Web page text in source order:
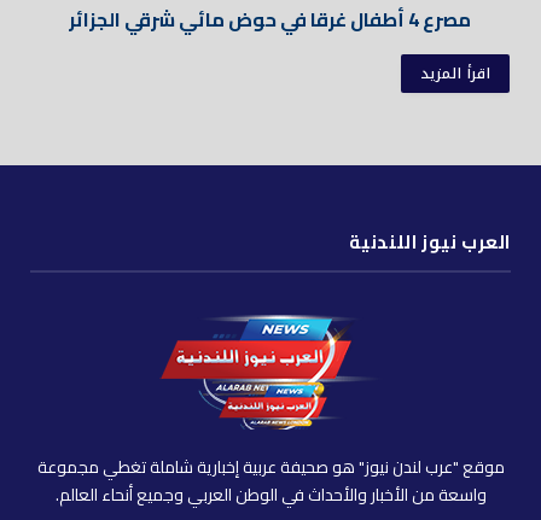
مصرع 4 أطفال غرقا في حوض مائي شرقي الجزائر
اقرأ المزيد
العرب نيوز اللندنية
موقع "عرب لندن نيوز" هو صحيفة عربية إخبارية شاملة تغطي مجموعة
واسعة من الأخبار والأحداث في الوطن العربي وجميع أنحاء العالم.